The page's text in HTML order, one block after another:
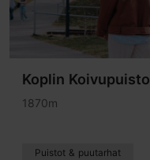
Koplin Koivupuisto
1870m
Puistot & puutarhat